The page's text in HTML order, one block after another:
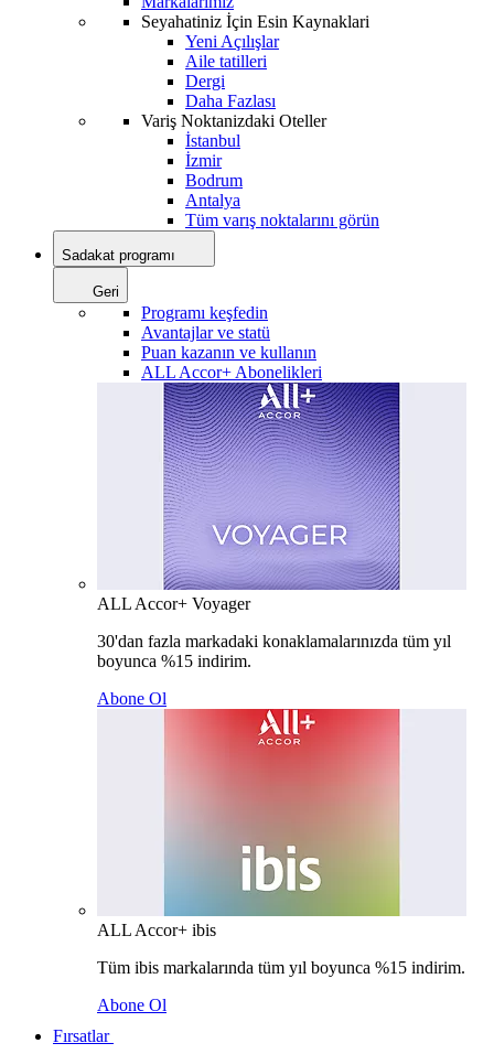
Seyahatiniz İçin Esin Kaynaklari
Yeni Açılışlar
Aile tatilleri
Dergi
Daha Fazlası
Variş Noktanizdaki Oteller
İstanbul
İzmir
Bodrum
Antalya
Tüm varış noktalarını görün
Sadakat programı
Geri
Programı keşfedin
Avantajlar ve statü
Puan kazanın ve kullanın
ALL Accor+ Abonelikleri
ALL Accor+ Voyager
30'dan fazla markadaki konaklamalarınızda tüm yıl
boyunca %15 indirim.
Abone Ol
ALL Accor+ ibis
Tüm ibis markalarında tüm yıl boyunca %15 indirim.
Abone Ol
Fırsatlar